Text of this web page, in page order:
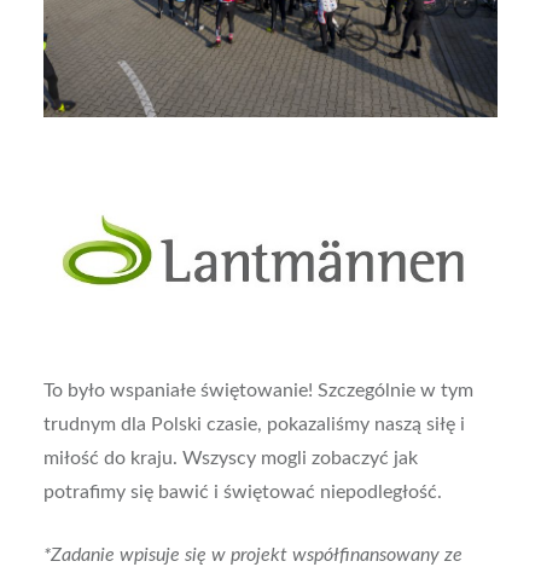
To było wspaniałe świętowanie! Szczególnie w tym
trudnym dla Polski czasie, pokazaliśmy naszą siłę i
miłość do kraju. Wszyscy mogli zobaczyć jak
potrafimy się bawić i świętować niepodległość.
*Zadanie wpisuje się w projekt współfinansowany ze